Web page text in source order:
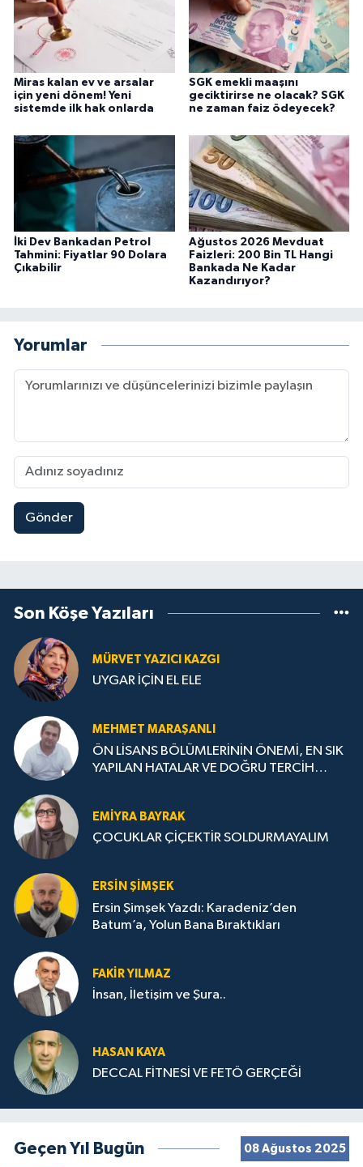
Miras kalan ev ve arsalar
için yeni dönem! Yeni
sistemde ilk hak onlarda
SGK emekli maaşını
geciktirirse ne olacak? SGK
ne zaman faiz ödeyecek?
İki Dev Bankadan Petrol
Tahmini: Fiyatlar 90 Dolara
Çıkabilir
Ağustos 2026 Mevduat
Faizleri: 200 Bin TL Hangi
Bankada Ne Kadar
Kazandırıyor?
Yorumlar
Gönder
Son Köşe Yazıları
MÜRVET YAZICI KAZGI
UYGAR İÇİN EL ELE
MEHMET MARAŞANLI
ÖN LİSANS BÖLÜMLERİNİN ÖNEMİ, EN SIK
YAPILAN HATALAR VE DOĞRU TERCİH
EMIYRA BAYRAK
ÇOCUKLAR ÇİÇEKTİR SOLDURMAYALIM
ERSIN ŞIMŞEK
Ersin Şimşek Yazdı: Karadeniz’den
Batum’a, Yolun Bana Bıraktıkları
FAKIR YILMAZ
İnsan, İletişim ve Şura..
HASAN KAYA
DECCAL FİTNESİ VE FETÖ GERÇEĞİ
Geçen Yıl Bugün 08 Ağustos 2025